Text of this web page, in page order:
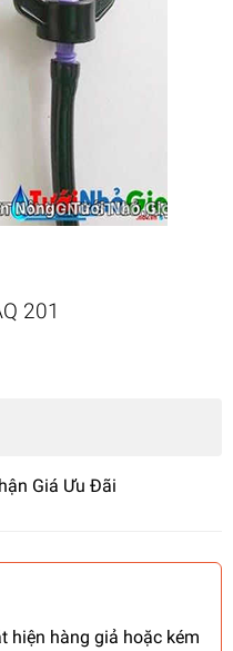
201
Giá Ưu Đãi
hiện hàng giả hoặc kém